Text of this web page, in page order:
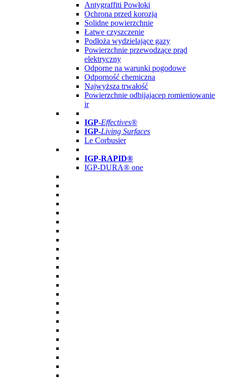
Antygraffiti Powłoki
Ochrona przed korozją
Solidne powierzchnie
Łatwe czyszczenie
Podłoża wydzielające gazy
Powierzchnie przewodzące prąd
elektryczny
Odporne na warunki pogodowe
Odporność chemiczna
Najwyższa trwałość
Powierzchnie odbijajacep romieniowanie
ir
IGP-Effectives®
IGP-Living Surfaces
Le Corbusier
IGP-RAPID®
IGP-DURA® one